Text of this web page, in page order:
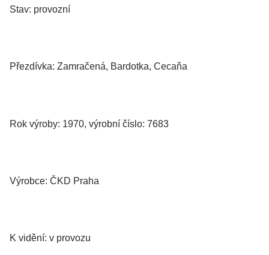
Stav: provozní
Přezdívka: Zamračená, Bardotka, Cecaňa
Rok výroby: 1970, výrobní číslo: 7683
Výrobce: ČKD Praha
K vidění: v provozu